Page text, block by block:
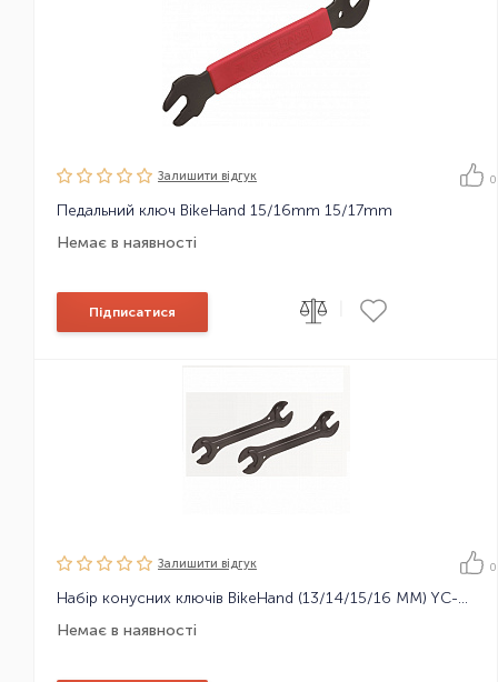
Залишити вiдгук 0
Педальний ключ BikeHand 15/16mm 15/17mm
Немає в наявності
Підписатися
Залишити вiдгук 0
Набір конусних ключів BikeHand (13/14/15/16 ММ) YC-152
Немає в наявності